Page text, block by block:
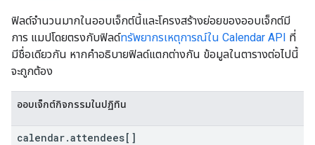
ฟิลด์จำนวนมากในออบเจ็กต์นี้และโครงสร้างย่อยของออบเจ็กต์มี
การ แมปโดยตรงกับฟิลด์ทรัพยากรเหตุการณ์ใน Calendar API ที่
มีชื่อเดียวกัน หากคำอธิบายฟิลด์แตกต่างกัน ข้อมูลในตารางต่อไปนี้
จะถูกต้อง
ออบเจ็กต์กิจกรรมในปฏิทิน
calendar.attendees[]